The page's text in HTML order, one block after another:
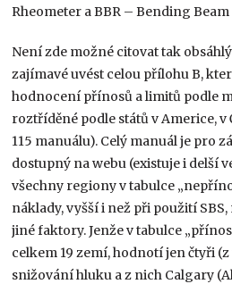
Rheometer a BBR – Bending
Není zde možné citovat tak
zajímavé uvést celou přílohu B,
hodnocení přínosů a limitů podle
roztříděné podle států v Americe, v
115 manuálu). Celý manuál je pro
dostupný na webu (existuje i delší
všechny regiony v tabulce
náklady, vyšší i než při použití
jiné faktory. Jenže v tabulce
celkem 19 zemí, hodnotí jen čtyři
snižování hluku a z nich Calgary